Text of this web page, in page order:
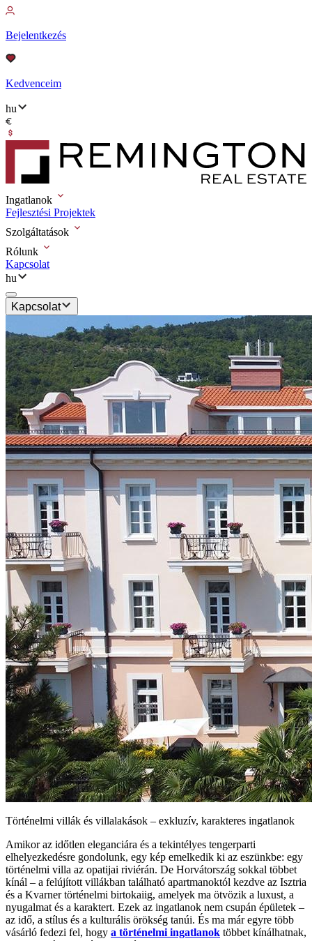
Bejelentkezés
Kedvenceim
hu
Ingatlanok
Fejlesztési Projektek
Szolgáltatások
Rólunk
Kapcsolat
hu
Kapcsolat
Történelmi villák és villalakások – exkluzív, karakteres ingatlanok
Amikor az időtlen eleganciára és a tekintélyes tengerparti
elhelyezkedésre gondolunk, egy kép emelkedik ki az eszünkbe: egy
történelmi villa az opatijai riviérán. De Horvátország sokkal többet
kínál – a felújított villákban található apartmanoktól kezdve az Isztria
és a Kvarner történelmi birtokaiig, amelyek ma ötvözik a luxust, a
nyugalmat és a karaktert. Ezek az ingatlanok nem csupán épületek –
az idő, a stílus és a kulturális örökség tanúi. És ma már egyre több
vásárló fedezi fel, hogy a történelmi ingatlanok többet kínálhatnak,